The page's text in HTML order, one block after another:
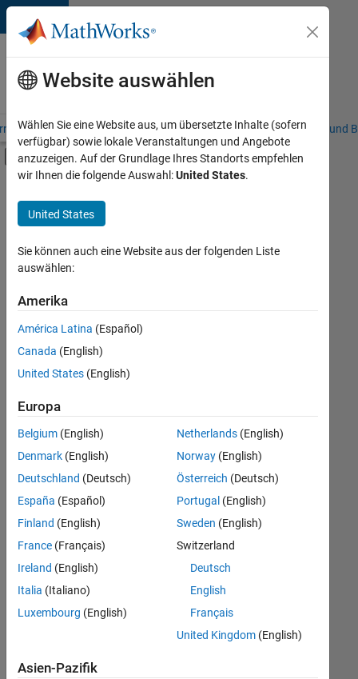
Weiter zum Inhalt
Karriere
bei
MathWorks
– Übersicht Stellensuche Niederlassungen Studierende und
Umschaltung für Off-Canvas-
Hauptinhalt
Praktika
Business Applications and Tools
Product Development
+2
Derzeit
es
keine
offenen
Stellen,
Ihren
Suchkriterien
entsprechen.
können
die
Suchkriterien
weiter
fassen
oder
alle
Stellenangebote
anzeigen .
noch
Website auswählen
Wählen Sie eine Website aus, um übersetzte Inhalte (sofern
verfügbar) sowie lokale Veranstaltungen und Angebote
anzuzeigen. Auf der Grundlage Ihres Standorts empfehlen
wir Ihnen die folgende Auswahl:United States.
United States
Sie können auch eine Website aus der folgenden Liste
auswählen:
Amerika
América Latina (Español)
Canada (English)
United States (English)
Europa
Belgium (English)
Denmark (English)
Deutschland (Deutsch)
España (Español)
Finland (English)
France (Français)
Ireland (English)
Italia (Italiano)
Luxembourg (English)
Netherlands(English)
Norway(English)
Österreich (Deutsch)
Portugal (English)
Sweden (English)
Switzerland
Deutsch
English
Français
United Kingdom(English)
Asien-Pazifik